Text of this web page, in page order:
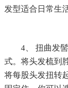
发型适合日常生
4、 扭曲发
式。将头发梳到
将每股头发扭转